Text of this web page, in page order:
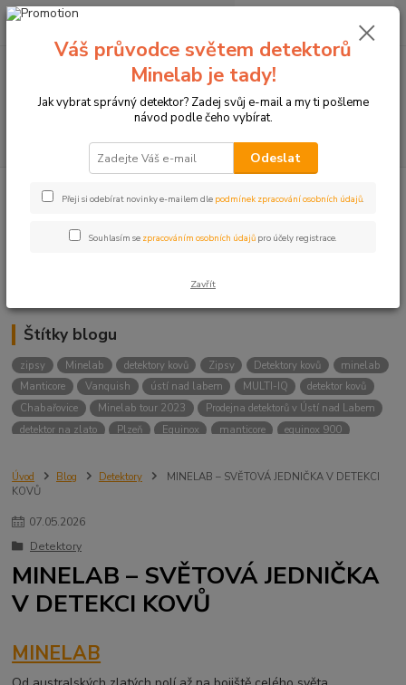
+420774877333
0 Kč
Kategorie blogu
Detektory
Štítky blogu
zipsy Minelab detektory kovů Zipsy Detektory kovů
minelab
Manticore
Vanquish ústí nad labem MULTI-IQ
detektor kovů
Chabařovice
Minelab tour 2023
Prodejna detektorů v Ústí nad Labem
detektor na zlato
Plzeň Equinox manticore
equinox 900
Sraz detektorářů
Minelab X-Terra Pro prodej detektorů
chabařovice
3D terč
ÚSTÍ NAD LABEM
Mníšek u Liberece Karlovy Vary
Equinox 900
Soutěž o detektor
Severní Čechy
hledání pokladů
technologie Multi IQ
Úvod Blog Detektory
MINELAB – SVĚTOVÁ JEDNIČKA V DETEKCI
KOVŮ
07.05.2026
Detektory
MINELAB – SVĚTOVÁ JEDNIČKA
V DETEKCI KOVŮ
MINELAB
Váš průvodce světem detektorů
Minelab je tady!
Jak vybrat správný detektor? Zadej svůj e-mail a my ti pošleme
návod podle čeho vybírat.
Odeslat
Přeji si odebírat novinky e-mailem dle podmínek zpracování osobních údajů.
Souhlasím se zpracováním osobních údajů pro účely registrace.
Zavřít